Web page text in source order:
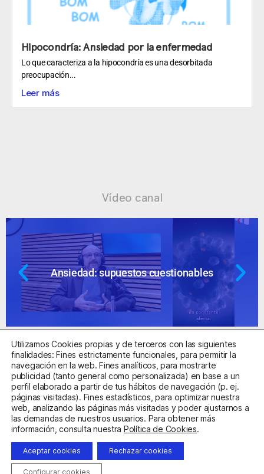
Hipocondría: Ansiedad por la enfermedad
Lo que caracteriza a la hipocondría es una desorbitada
preocupación...
Leer más
Vídeo canal
Ansiedad: supuestos cuestionables
Centro Sanitario Autorizado con el código E08737002
Aviso LegalPolítica de PrivacidadPolítica de Cookies
Clínica de la Ansiedad. Teléfonos:932263020
Correo:
Utilizamos Cookies propias y de terceros con las siguientes
finalidades: Fines estrictamente funcionales, para permitir la
navegación en la web. Fines analíticos, para mostrarte
publicidad (tanto general como personalizada) en base a un
perfil elaborado a partir de tus hábitos de navegación (p. ej.
páginas visitadas). Fines estadísticos, para optimizar nuestra
web, analizando las páginas más visitadas y poder ajustarnos a
las demandas de nuestros usuarios. Para obtener más
información, consulta nuestra Política de Cookies.
Aceptar cookies Rechazar cookies
Configurar cookies